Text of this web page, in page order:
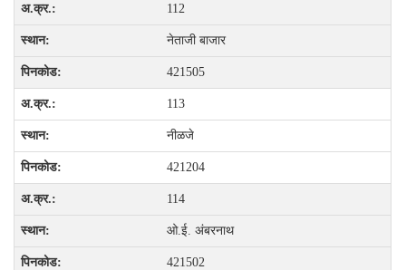
112
नेताजी बाजार
421505
113
नीळजे
421204
114
ओ.ई. अंबरनाथ
421502